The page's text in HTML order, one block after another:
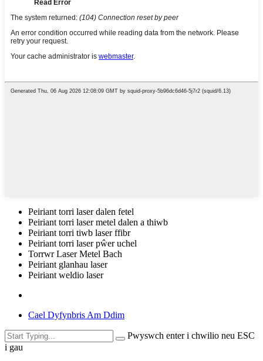
Peiriant torri laser dalen fetel
Peiriant torri laser metel dalen a thiwb
Peiriant torri tiwb laser ffibr
Peiriant torri laser pŵer uchel
Torrwr Laser Metel Bach
Peiriant glanhau laser
Peiriant weldio laser
Cael Dyfynbris Am Ddim
Pwyswch enter i chwilio neu ESC
i gau